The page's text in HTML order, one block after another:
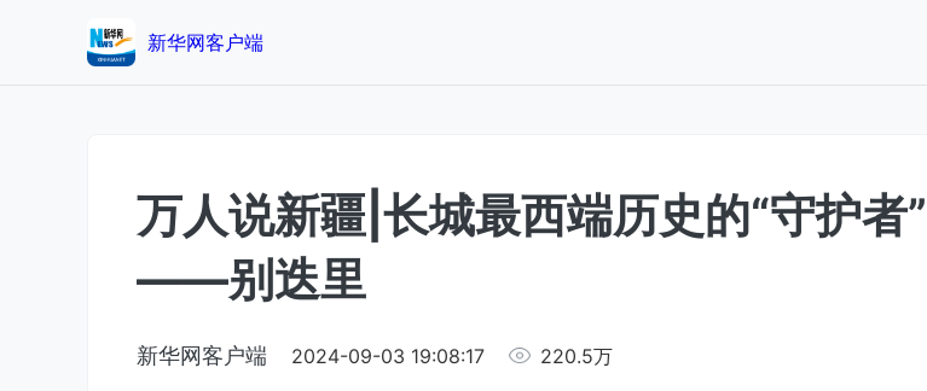
新华网客户端
万人说新疆|长城最西端历史的“守护者”
——别迭里
新华网客户端 2024-09-03 19:08:17 220.5万